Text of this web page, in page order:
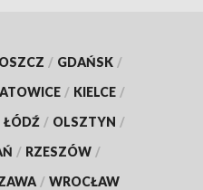
/ GDAŃSK /
/ KIELCE /
ŁÓDŹ / OLSZTYN /
/ RZESZÓW /
/ WROCŁAW